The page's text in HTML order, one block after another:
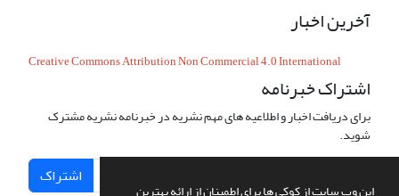
این وب سایت از کوکی ها برای اطمینان از ارائه بهترین
آخرین اخبار
Creative Commons Attribution Non Commercial 4.0 International
اشتراک خبرنامه
برای دریافت اخبار و اطلاعیه های مهم نشریه در خبرنامه نشریه مشترک
شوید.
اشتراک